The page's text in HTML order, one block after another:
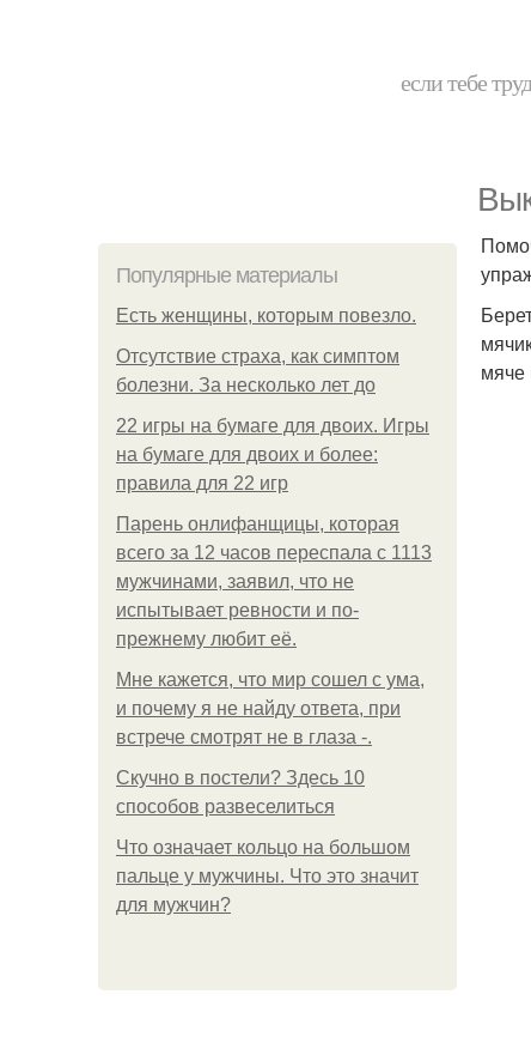
если тебе
Популярные материалы
Есть женщины, которым повезло.
Отсутствие страха, как симптом
болезни. За несколько лет до
22 игры на бумаге для двоих. Игры
на бумаге для двоих и более:
правила для 22 игр
Парень онлифанщицы, которая
всего за 12 часов переспала с 1113
мужчинами, заявил, что не
испытывает ревности и по-
прежнему любит её.
Мне кажется, что мир сошел с ума,
и почему я не найду ответа, при
встрече смотрят не в глаза -.
Скучно в постели? Здесь 10
способов развеселиться
Что означает кольцо на большом
пальце у мужчины. Что это значит
для мужчин?
мяче